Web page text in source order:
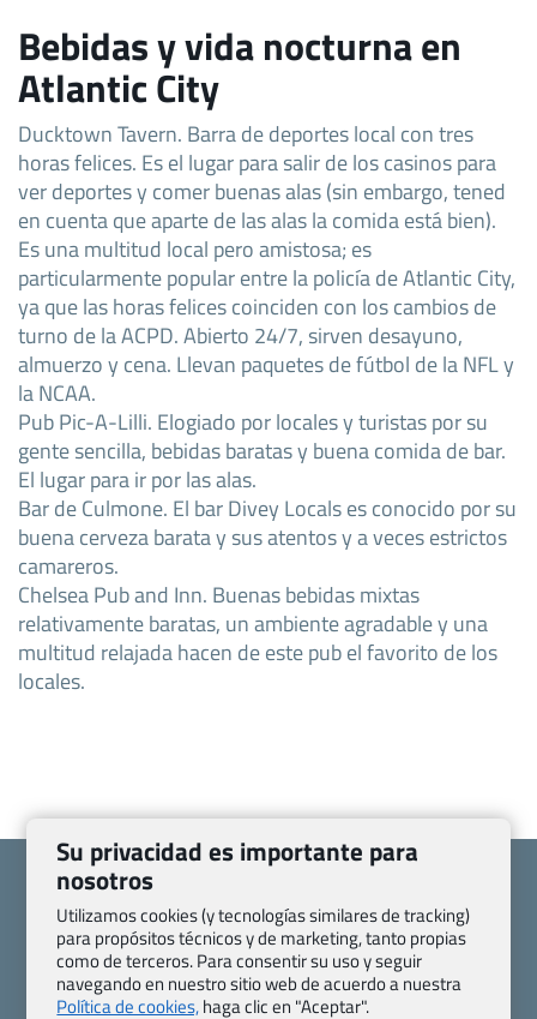
Bebidas y vida nocturna en
Atlantic City
Ducktown Tavern. Barra de deportes local con tres
horas felices. Es el lugar para salir de los casinos para
ver deportes y comer buenas alas (sin embargo, tened
en cuenta que aparte de las alas la comida está bien).
Es una multitud local pero amistosa; es
particularmente popular entre la policía de Atlantic City,
ya que las horas felices coinciden con los cambios de
turno de la ACPD. Abierto 24/7, sirven desayuno,
almuerzo y cena. Llevan paquetes de fútbol de la NFL y
la NCAA.
Pub Pic-A-Lilli. Elogiado por locales y turistas por su
gente sencilla, bebidas baratas y buena comida de bar.
El lugar para ir por las alas.
Bar de Culmone. El bar Divey Locals es conocido por su
buena cerveza barata y sus atentos y a veces estrictos
camareros.
Chelsea Pub and Inn. Buenas bebidas mixtas
relativamente baratas, un ambiente agradable y una
multitud relajada hacen de este pub el favorito de los
locales.
Quienes somos
Contacto
Pasaporte, Visado, Salud y otras disposiciones específicas
Su privacidad es importante para
nosotros
Utilizamos cookies (y tecnologías similares de tracking)
para propósitos técnicos y de marketing, tanto propias
como de terceros. Para consentir su uso y seguir
navegando en nuestro sitio web de acuerdo a nuestra
Política de cookies,haga clic en "Aceptar".